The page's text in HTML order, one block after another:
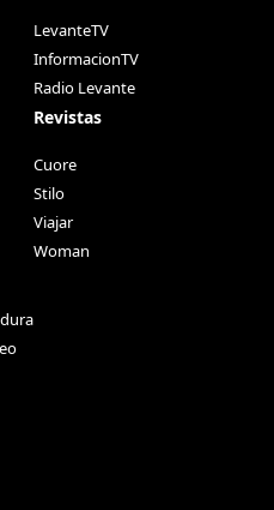
LevanteTV
InformacionTV
Radio Levante
Revistas
Cuore
Stilo
Viajar
Woman